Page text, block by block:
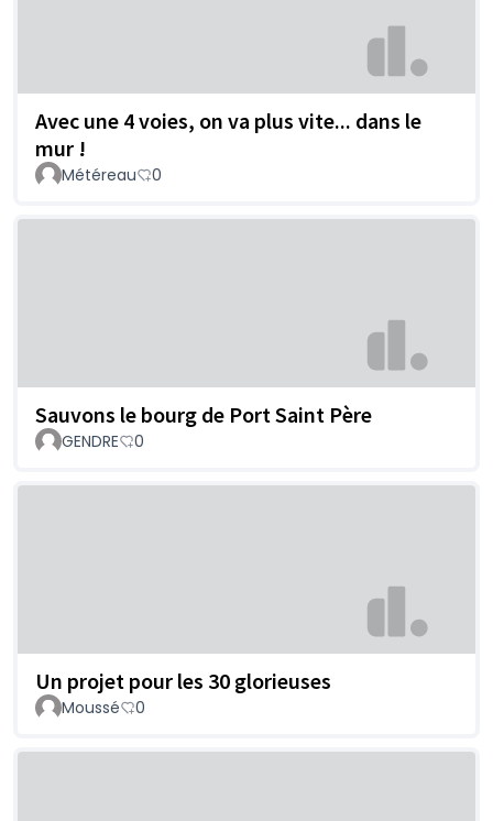
Avec une 4 voies, on va plus vite... dans le
mur !
Météreau 0
Sauvons le bourg de Port Saint Père
GENDRE 0
Un projet pour les 30 glorieuses
Moussé 0